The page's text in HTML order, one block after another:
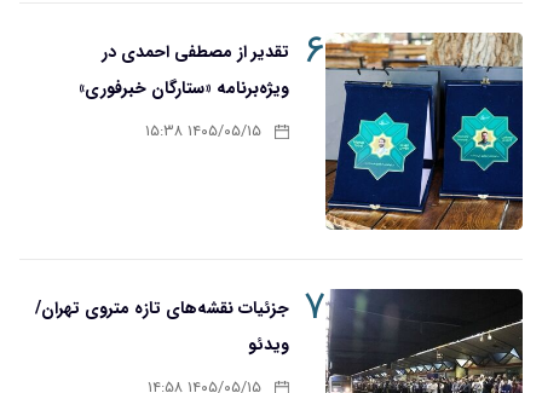
۶
تقدیر از مصطفی احمدی در
ویژه‌برنامه «ستارگان خبرفوری»
۱۴۰۵/۰۵/۱۵ ۱۵:۳۸
۷ جزئیات نقشه‌های تازه متروی تهران/
ویدئو